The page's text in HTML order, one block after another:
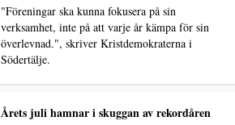
"Föreningar ska kunna fokusera på sin
verksamhet, inte på att varje år kämpa för sin
överlevnad.", skriver Kristdemokraterna i
Södertälje.
Årets juli hamnar i skuggan av rekordåren